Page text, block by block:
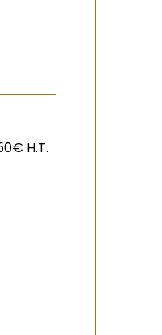
H.T.